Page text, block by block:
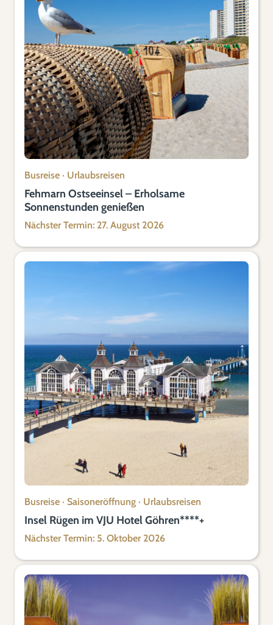
Busreise · Urlaubsreisen
Fehmarn Ostseeinsel – Erholsame
Sonnenstunden genießen
Nächster Termin: 27. August 2026
Busreise · Saisoneröffnung · Urlaubsreisen
Insel Rügen im VJU Hotel Göhren****+
Nächster Termin: 5. Oktober 2026